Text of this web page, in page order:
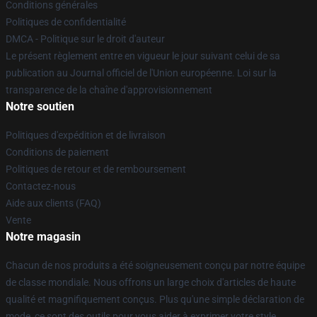
Conditions générales
Politiques de confidentialité
DMCA - Politique sur le droit d'auteur
Le présent règlement entre en vigueur le jour suivant celui de sa
publication au Journal officiel de l'Union européenne. Loi sur la
transparence de la chaîne d'approvisionnement
Notre soutien
Politiques d'expédition et de livraison
Conditions de paiement
Politiques de retour et de remboursement
Contactez-nous
Aide aux clients (FAQ)
Vente
Notre magasin
Chacun de nos produits a été soigneusement conçu par notre équipe
de classe mondiale. Nous offrons un large choix d'articles de haute
qualité et magnifiquement conçus. Plus qu'une simple déclaration de